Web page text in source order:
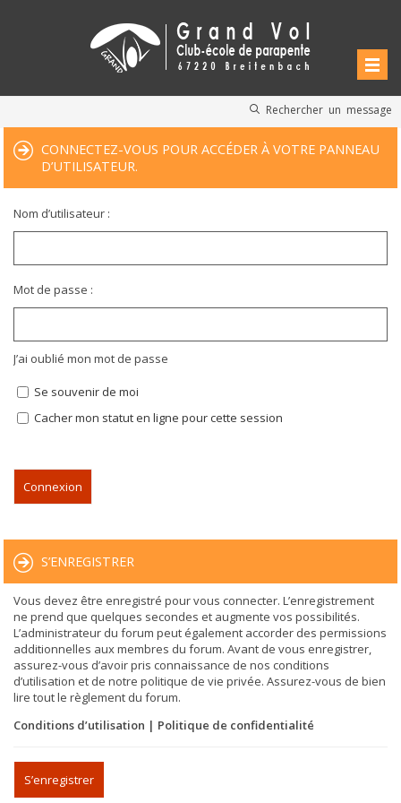
Rechercher un message
CONNECTEZ-VOUS POUR ACCÉDER À VOTRE PANNEAU
D’UTILISATEUR.
Nom d’utilisateur :
Mot de passe :
J’ai oublié mon mot de passe
Se souvenir de moi
Cacher mon statut en ligne pour cette session
S’ENREGISTRER
Vous devez être enregistré pour vous connecter. L’enregistrement
ne prend que quelques secondes et augmente vos possibilités.
L’administrateur du forum peut également accorder des permissions
additionnelles aux membres du forum. Avant de vous enregistrer,
assurez-vous d’avoir pris connaissance de nos conditions
d’utilisation et de notre politique de vie privée. Assurez-vous de bien
lire tout le règlement du forum.
Conditions d’utilisation | Politique de confidentialité
S’enregistrer